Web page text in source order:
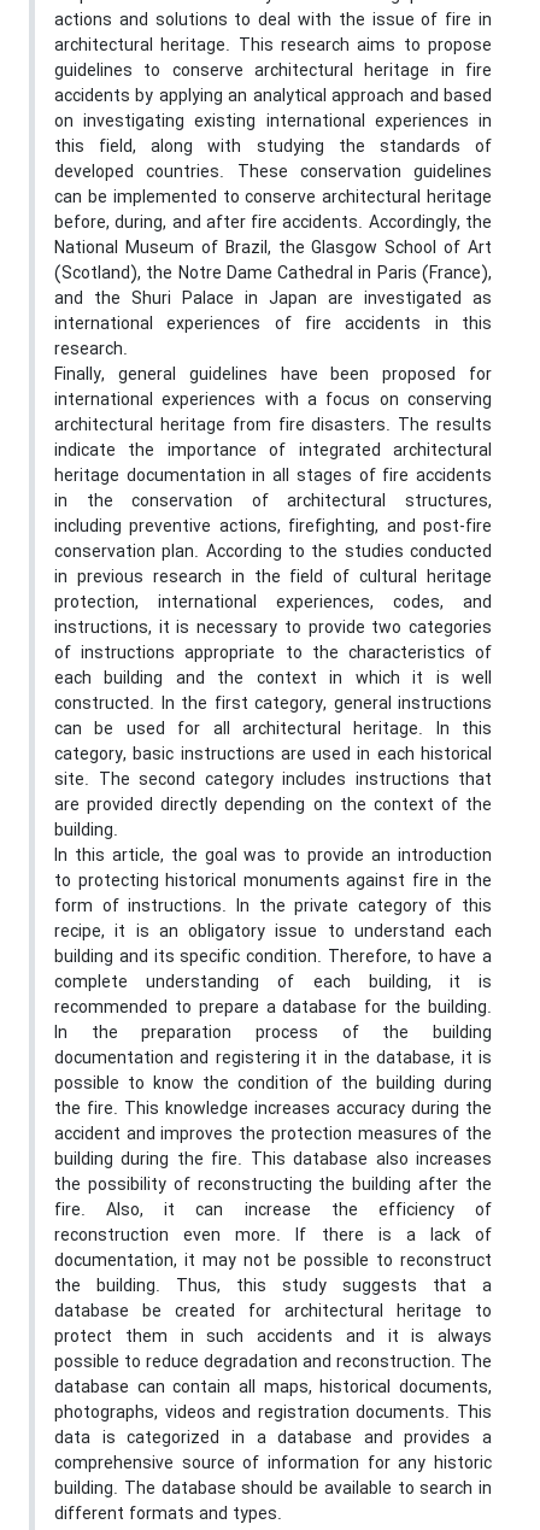
actions and solutions to deal with the issue of fire in
architectural heritage. This research aims to propose
guidelines to conserve architectural heritage in fire
accidents by applying an analytical approach and based
on investigating existing international experiences in
this field, along with studying the standards of
developed countries. These conservation guidelines
can be implemented to conserve architectural heritage
before, during, and after fire accidents. Accordingly, the
National Museum of Brazil, the Glasgow School of Art
(Scotland), the Notre Dame Cathedral in Paris (France),
and the Shuri Palace in Japan are investigated as
international experiences of fire accidents in this
research.
Finally, general guidelines have been proposed for
international experiences with a focus on conserving
architectural heritage from fire disasters. The results
indicate the importance of integrated architectural
heritage documentation in all stages of fire accidents
in the conservation of architectural structures,
including preventive actions, firefighting, and post-fire
conservation plan. According to the studies conducted
in previous research in the field of cultural heritage
protection, international experiences, codes, and
instructions, it is necessary to provide two categories
of instructions appropriate to the characteristics of
each building and the context in which it is well
constructed. In the first category, general instructions
can be used for all architectural heritage. In this
category, basic instructions are used in each historical
site. The second category includes instructions that
are provided directly depending on the context of the
building.
In this article, the goal was to provide an introduction
to protecting historical monuments against fire in the
form of instructions. In the private category of this
recipe, it is an obligatory issue to understand each
building and its specific condition. Therefore, to have a
complete understanding of each building, it is
recommended to prepare a database for the building.
In the preparation process of the building
documentation and registering it in the database, it is
possible to know the condition of the building during
the fire. This knowledge increases accuracy during the
accident and improves the protection measures of the
building during the fire. This database also increases
the possibility of reconstructing the building after the
fire. Also, it can increase the efficiency of
reconstruction even more. If there is a lack of
documentation, it may not be possible to reconstruct
the building. Thus, this study suggests that a
database be created for architectural heritage to
protect them in such accidents and it is always
possible to reduce degradation and reconstruction. The
database can contain all maps, historical documents,
photographs, videos and registration documents. This
data is categorized in a database and provides a
comprehensive source of information for any historic
building. The database should be available to search in
different formats and types.